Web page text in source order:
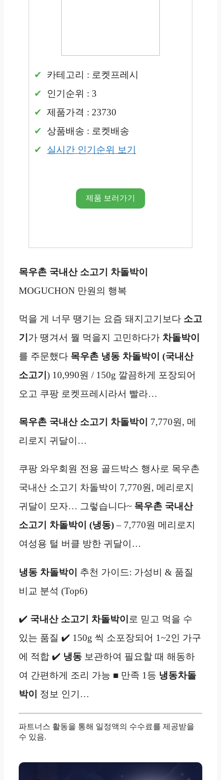
카테고리 : 로켓프레시
인기순위 : 3
제품가격 : 23730
상품배송 : 로켓배송
실시간 인기순위 보기
제품 보러가기
목우촌 국내산 소고기 차돌박이
MOGUCHON 만원의 행복
먹을 게 너무 땡기는 요즘 돼지고기보다 소고
기 가 땡겨서 뭘 먹을지 고민하다가 차돌박이
를 주문했다 목우촌 냉동 차돌박이 (국내산
소고기 ) 10,990원 / 150g 깔끔하게 포장되어
오고 쿠팡 로켓프레시라서 빨라…
목우촌 국내산 소고기 차돌박이
7,770원, 메
리로지 귀달이…
쿠팡 와우회원 전용 골드박스 행사로 목우촌
국내산 소고기 차돌박이 7,770원, 메리로지
귀달이 모자… 그렇습니다~ 목우촌 국내산
소고기 차돌박이 (냉동)– 7,770원 메리로지
여성용 털 버클 방한 귀달이…
냉동 차돌박이
추천 가이드: 가성비 & 품질
비교 분석 (Top6)
✔️ 국내산 소고기 차돌박이 로 믿고 먹을 수
있는 품질 ✔️ 150g 씩 소포장되어 1~2인 가구
에 적합 ✔️ 냉동 보관하여 필요할 때 해동하
여 간편하게 조리 가능 ■ 만족 1등 냉동차돌
박이
정보 인기…
파트너스 활동을 통해 일정액의 수수료를 제공받을
수 있음.